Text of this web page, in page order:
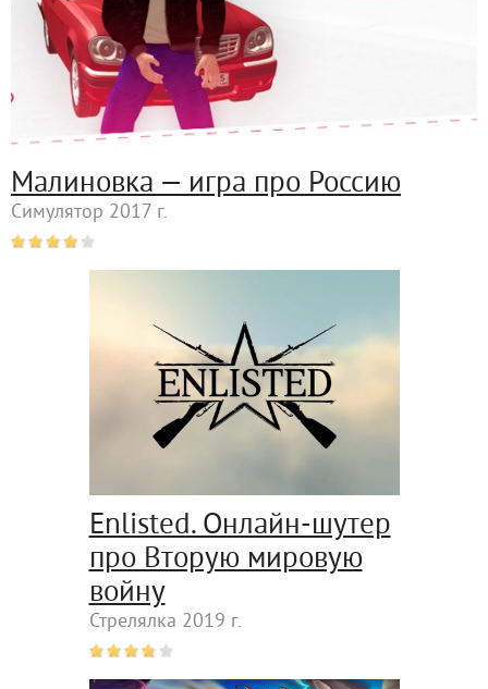
Малиновка — игра про Россию
Симулятор 2017 г.
Enlisted. Онлайн-шутер
про Вторую мировую
войну
Стрелялка 2019 г.